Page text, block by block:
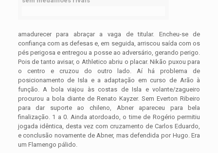
amadurecer para abraçar a vaga de titular. Encheu-se de
confiança com as defesas e, em seguida, arriscou saída com os
pés perigosa e entregou a posse ao adversário, gerando perigo.
Pois de tanto avisar, o Athletico abriu o placar. Nikão puxou para
o centro e cruzou do outro lado. Aí há problema de
posicionamento de Isla e a adaptação em curso de Arão à
função. A bola viajou às costas de Isla e volante/zagueiro
procurou a bola diante de Renato Kayzer. Sem Everton Ribeiro
para dar suporte ao chileno, Abner apareceu para bela
finalização. 1 a 0. Ainda atordoado, o time de Rogério permitiu
jogada idêntica, desta vez com cruzamento de Carlos Eduardo,
e conclusão novamente de Abner, mas defendida por Hugo. Era
um Flamengo pálido.